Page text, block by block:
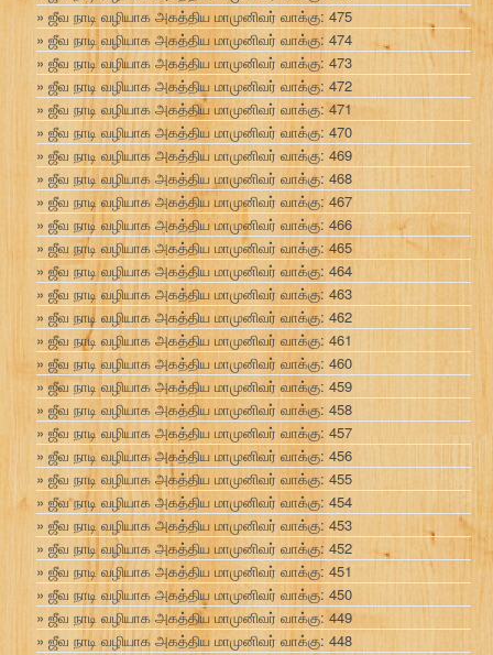
ஜீவ நாடி வழியாக அகத்திய மாமுனிவர் வாக்கு: 475
ஜீவ நாடி வழியாக அகத்திய மாமுனிவர் வாக்கு: 474
ஜீவ நாடி வழியாக அகத்திய மாமுனிவர் வாக்கு: 473
ஜீவ நாடி வழியாக அகத்திய மாமுனிவர் வாக்கு: 472
ஜீவ நாடி வழியாக அகத்திய மாமுனிவர் வாக்கு: 471
ஜீவ நாடி வழியாக அகத்திய மாமுனிவர் வாக்கு: 470
ஜீவ நாடி வழியாக அகத்திய மாமுனிவர் வாக்கு: 469
ஜீவ நாடி வழியாக அகத்திய மாமுனிவர் வாக்கு: 468
ஜீவ நாடி வழியாக அகத்திய மாமுனிவர் வாக்கு: 467
ஜீவ நாடி வழியாக அகத்திய மாமுனிவர் வாக்கு: 466
ஜீவ நாடி வழியாக அகத்திய மாமுனிவர் வாக்கு: 465
ஜீவ நாடி வழியாக அகத்திய மாமுனிவர் வாக்கு: 464
ஜீவ நாடி வழியாக அகத்திய மாமுனிவர் வாக்கு: 463
ஜீவ நாடி வழியாக அகத்திய மாமுனிவர் வாக்கு: 462
ஜீவ நாடி வழியாக அகத்திய மாமுனிவர் வாக்கு: 461
ஜீவ நாடி வழியாக அகத்திய மாமுனிவர் வாக்கு: 460
ஜீவ நாடி வழியாக அகத்திய மாமுனிவர் வாக்கு: 459
ஜீவ நாடி வழியாக அகத்திய மாமுனிவர் வாக்கு: 458
ஜீவ நாடி வழியாக அகத்திய மாமுனிவர் வாக்கு: 457
ஜீவ நாடி வழியாக அகத்திய மாமுனிவர் வாக்கு: 456
ஜீவ நாடி வழியாக அகத்திய மாமுனிவர் வாக்கு: 455
ஜீவ நாடி வழியாக அகத்திய மாமுனிவர் வாக்கு: 454
ஜீவ நாடி வழியாக அகத்திய மாமுனிவர் வாக்கு: 453
ஜீவ நாடி வழியாக அகத்திய மாமுனிவர் வாக்கு: 452
ஜீவ நாடி வழியாக அகத்திய மாமுனிவர் வாக்கு: 451
ஜீவ நாடி வழியாக அகத்திய மாமுனிவர் வாக்கு: 450
ஜீவ நாடி வழியாக அகத்திய மாமுனிவர் வாக்கு: 449
ஜீவ நாடி வழியாக அகத்திய மாமுனிவர் வாக்கு: 448